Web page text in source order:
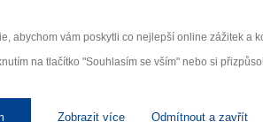
abychom vám poskytli co nejlepší online zážitek a
na tlačítko "Souhlasím se vším" nebo si
Zobrazit více Odmítnout a zavřít
nám na ochraně osobních údajů.